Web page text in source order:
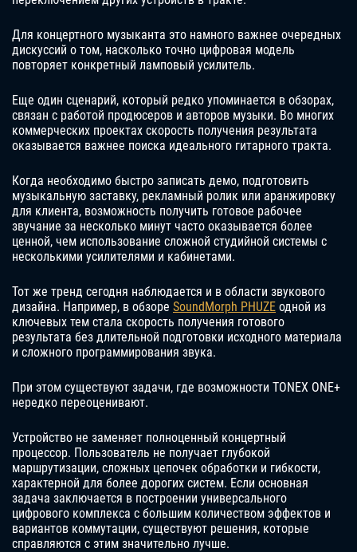
Для концертного музыканта это намного важнее очередных
дискуссий о том, насколько точно цифровая модель
повторяет конкретный ламповый усилитель.
Еще один сценарий, который редко упоминается в обзорах,
связан с работой продюсеров и авторов музыки. Во многих
коммерческих проектах скорость получения результата
оказывается важнее поиска идеального гитарного тракта.
Когда необходимо быстро записать демо, подготовить
музыкальную заставку, рекламный ролик или аранжировку
для клиента, возможность получить готовое рабочее
звучание за несколько минут часто оказывается более
ценной, чем использование сложной студийной системы с
несколькими усилителями и кабинетами.
Тот же тренд сегодня наблюдается и в области звукового
дизайна. Например, в обзоре SoundMorph PHUZE одной из
ключевых тем стала скорость получения готового
результата без длительной подготовки исходного материала
и сложного программирования звука.
При этом существуют задачи, где возможности TONEX ONE+
нередко переоценивают.
Устройство не заменяет полноценный концертный
процессор. Пользователь не получает глубокой
маршрутизации, сложных цепочек обработки и гибкости,
характерной для более дорогих систем. Если основная
задача заключается в построении универсального
цифрового комплекса с большим количеством эффектов и
вариантов коммутации, существуют решения, которые
справляются с этим значительно лучше.